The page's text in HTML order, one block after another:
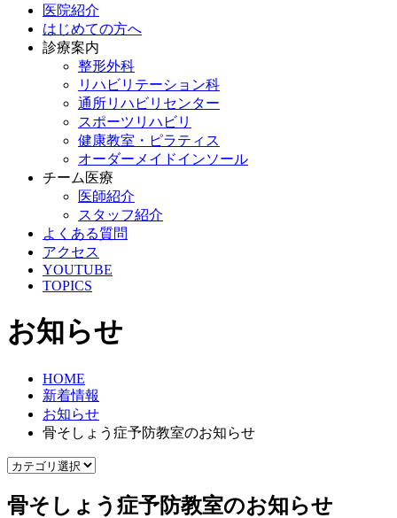
医院紹介
はじめての方へ
診療案内
整形外科
リハビリテーション科
通所リハビリセンター
スポーツリハビリ
健康教室・ピラティス
オーダーメイドインソール
チーム医療
医師紹介
スタッフ紹介
よくある質問
アクセス
YOUTUBE
TOPICS
お知らせ
HOME
新着情報
お知らせ
骨そしょう症予防教室のお知らせ
骨そしょう症予防教室のお知らせ